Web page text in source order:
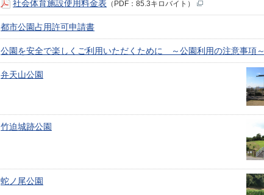
社会体育施設使用料金表 （PDF：85.3キロバイト）
都市公園占用許可申請書
公園を安全で楽しくご利用いただくために ～公園利用の注意事項～
弁天山公園
竹迫城跡公園
蛇ノ尾公園